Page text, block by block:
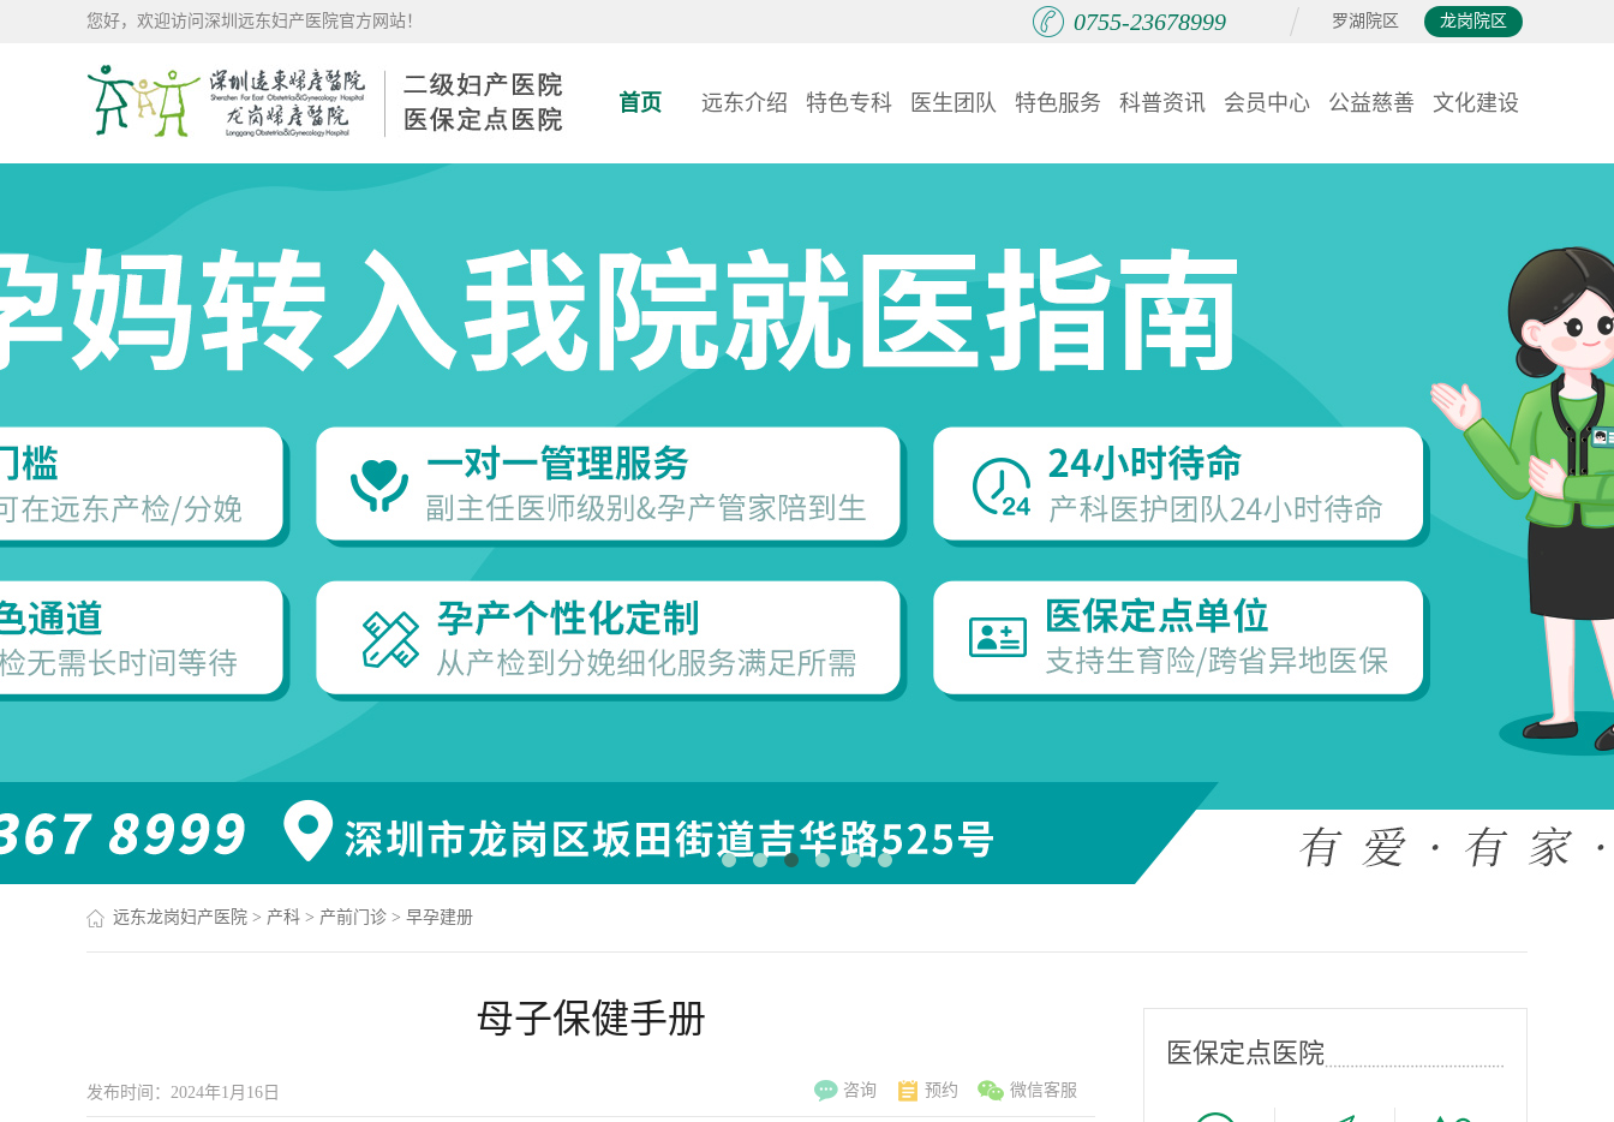
您好，欢迎访问深圳远东妇产医院官方网站！ 罗湖院区 龙岗院区
0755-23678999
首页 远东介绍 特色专科 医生团队 特色服务 科普资讯 会员中心 公益慈善 文化建设
远东龙岗妇产医院 > 产科 > 产前门诊 > 早孕建册
母子保健手册
发布时间：2024年1月16日 咨询 预约 微信客服
医保定点医院